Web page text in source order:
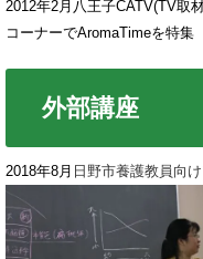
2012年2月八王子CATV(TV取
コーナーでAromaTimeを特集
外部講座
2018年8月 日野市養護教員向